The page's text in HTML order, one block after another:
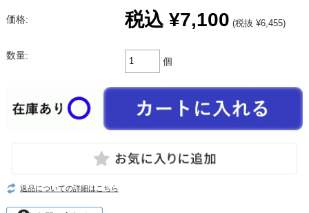
価格: 税込 ¥7,100 (税抜 ¥6,455)
数量:
個
返品についての詳細はこちら